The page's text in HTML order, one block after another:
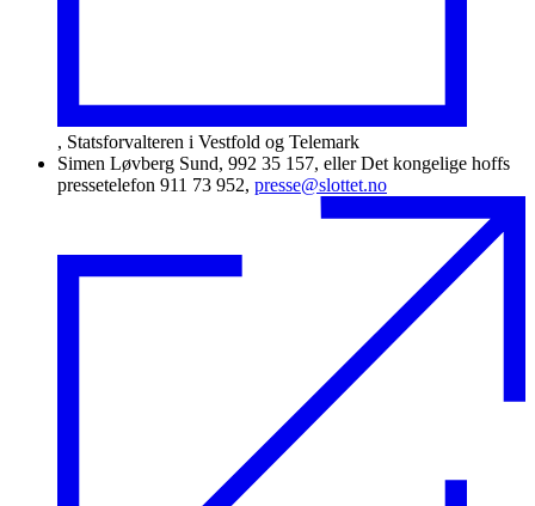
, Statsforvalteren i Vestfold og Telemark
Simen Løvberg Sund, 992 35 157, eller Det kongelige hoffs
pressetelefon 911 73 952, presse@slottet.no